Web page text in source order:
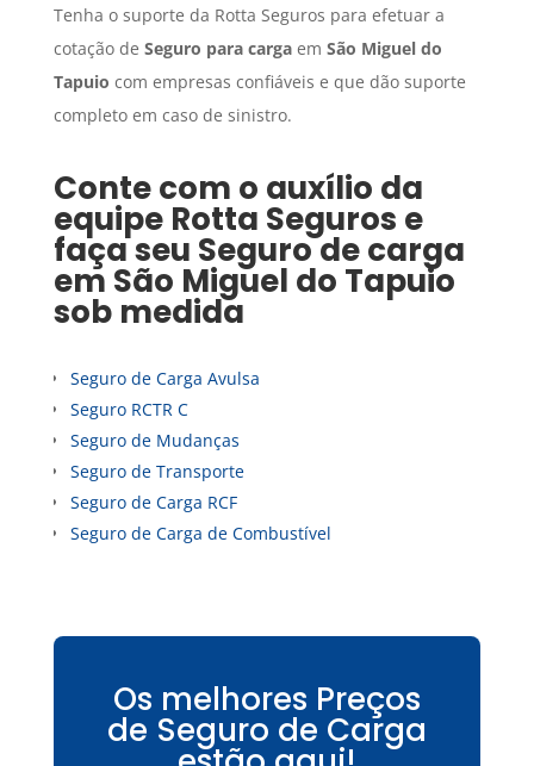
Tenha o suporte da Rotta Seguros para efetuar a
cotação de Seguro para cargaem São Miguel do
Tapuio com empresas confiáveis e que dão suporte
completo em caso de sinistro.
Conte com o auxílio da
equipe Rotta Seguros e
faça seu Seguro de carga
em São Miguel do Tapuio
sob medida
Seguro de Carga Avulsa
Seguro RCTR C
Seguro de Mudanças
Seguro de Transporte
Seguro de Carga RCF
Seguro de Carga de Combustível
Os melhores Preços
de Seguro de Carga